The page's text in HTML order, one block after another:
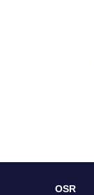
OSR